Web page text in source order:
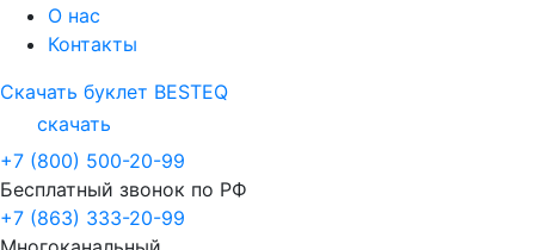
О нас
Контакты
Скачать буклет BESTEQ
скачать
+7 (800) 500-20-99
Бесплатный звонок по РФ
+7 (863) 333-20-99